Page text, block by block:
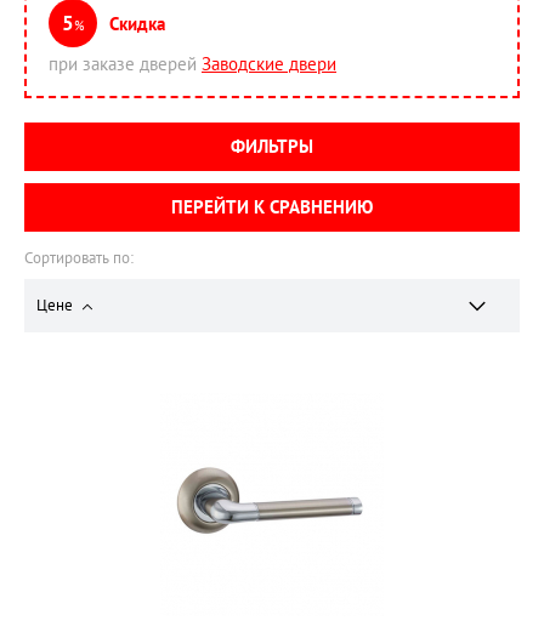
Сортировать по:
Цене
5%
Скидка
при заказе дверей Заводские двери
ФИЛЬТРЫ
ПЕРЕЙТИ К СРАВНЕНИЮ